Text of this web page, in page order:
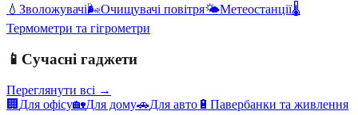
💧 Зволожувачі🌬️Очищувачі повітря🌤️Метеостанції🌡️
Термометри та гігрометри
📱 Сучасні гаджети
Переглянути всі →
🏢 Для офісу🏡Для дому🚗Для авто 🔋 Павербанки та живлення